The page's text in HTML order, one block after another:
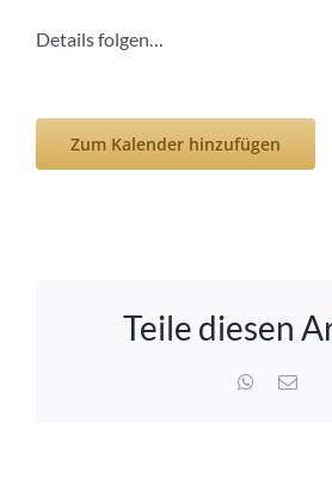
Details folgen…
Zum Kalender hinzufügen
Teile diesen
WhatsApp
E-